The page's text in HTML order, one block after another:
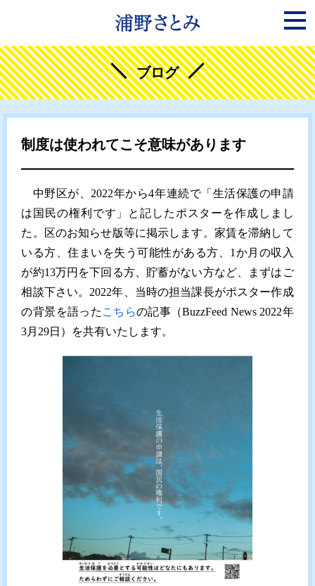
ブログ
制度は使われてこそ意味があります
中野区が、2022年から4年連続で「生活保護の申請
は国民の権利です」と記したポスターを作成しまし
た。区のお知らせ版等に掲示します。家賃を滞納して
いる方、住まいを失う可能性がある方、1か月の収入
が約13万円を下回る方、貯蓄がない方など、まずはご
相談下さい。2022年、当時の担当課長がポスター作成
の背景を語った こちらの記事（BuzzFeed News 2022年
3月29日）を共有いたします。